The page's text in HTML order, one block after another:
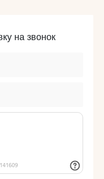
на звонок